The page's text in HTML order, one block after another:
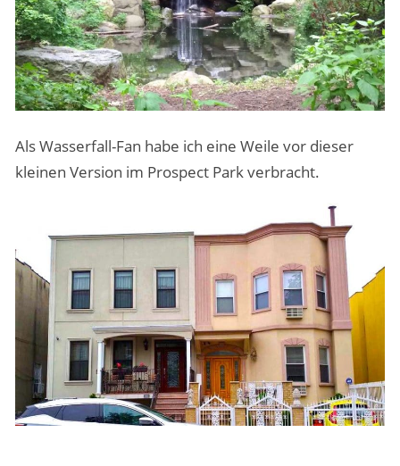
Als Wasserfall-Fan habe ich eine Weile vor dieser
kleinen Version im Prospect Park verbracht.